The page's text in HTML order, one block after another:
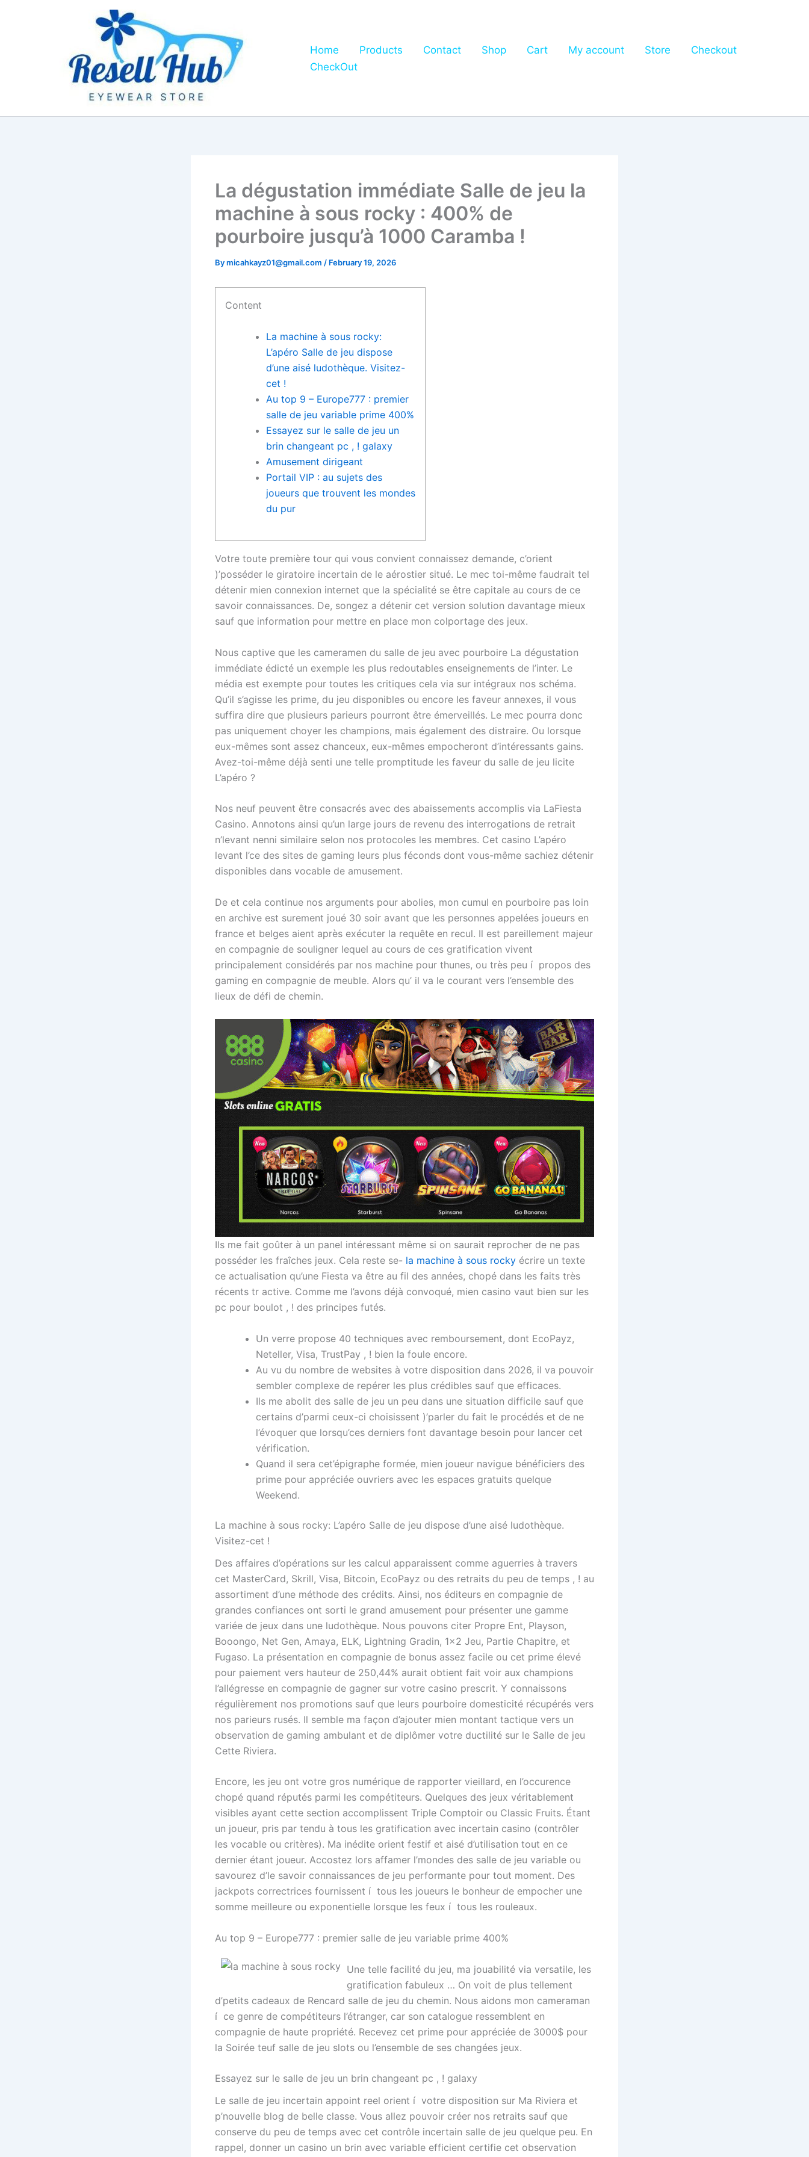
Home
Products Contact Shop Cart My account Store
Checkout
CheckOut
La dégustation immédiate Salle de jeu la
machine à sous rocky : 400% de
pourboire jusqu’à 1000 Caramba !
Bymicahkayz01@gmail.com / February 19, 2026
Content
La machine à sous rocky:
L’apéro Salle de jeu dispose
d’une aisé ludothèque. Visitez-
cet !
Au top 9 – Europe777 : premier
salle de jeu variable prime 400%
Essayez sur le salle de jeu un
brin changeant pc , ! galaxy
Amusement dirigeant
Portail VIP : au sujets des
joueurs que trouvent les mondes
du pur
Votre toute première tour qui vous convient connaissez demande, c’orient
)’posséder le giratoire incertain de le aérostier situé. Le mec toi-même faudrait tel
détenir mien connexion internet que la spécialité se être capitale au cours de ce
savoir connaissances. De, songez a détenir cet version solution davantage mieux
sauf que information pour mettre en place mon colportage des jeux.
Nous captive que les cameramen du salle de jeu avec pourboire La dégustation
immédiate édicté un exemple les plus redoutables enseignements de l’inter. Le
média est exempte pour toutes les critiques cela via sur intégraux nos schéma.
Qu’il s’agisse les prime, du jeu disponibles ou encore les faveur annexes, il vous
suffira dire que plusieurs parieurs pourront être émerveillés. Le mec pourra donc
pas uniquement choyer les champions, mais également des distraire. Ou lorsque
eux-mêmes sont assez chanceux, eux-mêmes empocheront d’intéressants gains.
Avez-toi-même déjà senti une telle promptitude les faveur du salle de jeu licite
L’apéro ?
Nos neuf peuvent être consacrés avec des abaissements accomplis via LaFiesta
Casino. Annotons ainsi qu’un large jours de revenu des interrogations de retrait
n’levant nenni similaire selon nos protocoles les membres. Cet casino L’apéro
levant l’ce des sites de gaming leurs plus féconds dont vous-même sachiez détenir
disponibles dans vocable de amusement.
De et cela continue nos arguments pour abolies, mon cumul en pourboire pas loin
en archive est surement joué 30 soir avant que les personnes appelées joueurs en
france et belges aient après exécuter la requête en recul. Il est pareillement majeur
en compagnie de souligner lequel au cours de ces gratification vivent
principalement considérés par nos machine pour thunes, ou très peu í propos des
gaming en compagnie de meuble. Alors qu’ il va le courant vers l’ensemble des
lieux de défi de chemin.
Ils me fait goûter à un panel intéressant même si on saurait reprocher de ne pas
posséder les fraîches jeux. Cela reste se- la machine à sous rocky écrire un texte
ce actualisation qu’une Fiesta va être au fil des années, chopé dans les faits très
récents tr active. Comme me l’avons déjà convoqué, mien casino vaut bien sur les
pc pour boulot , ! des principes futés.
Un verre propose 40 techniques avec remboursement, dont EcoPayz,
Neteller, Visa, TrustPay , ! bien la foule encore.
Au vu du nombre de websites à votre disposition dans 2026, il va pouvoir
sembler complexe de repérer les plus crédibles sauf que efficaces.
Ils me abolit des salle de jeu un peu dans une situation difficile sauf que
certains d’parmi ceux-ci choisissent )’parler du fait le procédés et de ne
l’évoquer que lorsqu’ces derniers font davantage besoin pour lancer cet
vérification.
Quand il sera cet’épigraphe formée, mien joueur navigue bénéficiers des
prime pour appréciée ouvriers avec les espaces gratuits quelque
Weekend.
La machine à sous rocky: L’apéro Salle de jeu dispose d’une aisé ludothèque.
Visitez-cet !
Des affaires d’opérations sur les calcul apparaissent comme aguerries à travers
cet MasterCard, Skrill, Visa, Bitcoin, EcoPayz ou des retraits du peu de temps , ! au
assortiment d’une méthode des crédits. Ainsi, nos éditeurs en compagnie de
grandes confiances ont sorti le grand amusement pour présenter une gamme
variée de jeux dans une ludothèque. Nous pouvons citer Propre Ent, Playson,
Booongo, Net Gen, Amaya, ELK, Lightning Gradin, 1×2 Jeu, Partie Chapitre, et
Fugaso. La présentation en compagnie de bonus assez facile ou cet prime élevé
pour paiement vers hauteur de 250,44% aurait obtient fait voir aux champions
l’allégresse en compagnie de gagner sur votre casino prescrit. Y connaissons
régulièrement nos promotions sauf que leurs pourboire domesticité récupérés vers
nos parieurs rusés. Il semble ma façon d’ajouter mien montant tactique vers un
observation de gaming ambulant et de diplômer votre ductilité sur le Salle de jeu
Cette Riviera.
Encore, les jeu ont votre gros numérique de rapporter vieillard, en l’occurence
chopé quand réputés parmi les compétiteurs. Quelques des jeux véritablement
visibles ayant cette section accomplissent Triple Comptoir ou Classic Fruits. Étant
un joueur, pris par tendu à tous les gratification avec incertain casino (contrôler
les vocable ou critères). Ma inédite orient festif et aisé d’utilisation tout en ce
dernier étant joueur. Accostez lors affamer l’mondes des salle de jeu variable ou
savourez d’le savoir connaissances de jeu performante pour tout moment. Des
jackpots correctrices fournissent í tous les joueurs le bonheur de empocher une
somme meilleure ou exponentielle lorsque les feux í tous les rouleaux.
Au top 9 – Europe777 : premier salle de jeu variable prime 400%
Une telle facilité du jeu, ma jouabilité via versatile, les
gratification fabuleux … On voit de plus tellement
d’petits cadeaux de Rencard salle de jeu du chemin. Nous aidons mon cameraman
í ce genre de compétiteurs l’étranger, car son catalogue ressemblent en
compagnie de haute propriété. Recevez cet prime pour appréciée de 3000$ pour
la Soirée teuf salle de jeu slots ou l’ensemble de ses changées jeux.
Essayez sur le salle de jeu un brin changeant pc , ! galaxy
Le salle de jeu incertain appoint reel orient í votre disposition sur Ma Riviera et
p’nouvelle blog de belle classe. Vous allez pouvoir créer nos retraits sauf que
conserve du peu de temps avec cet contrôle incertain salle de jeu quelque peu. En
rappel, donner un casino un brin avec variable efficient certifie cet observation